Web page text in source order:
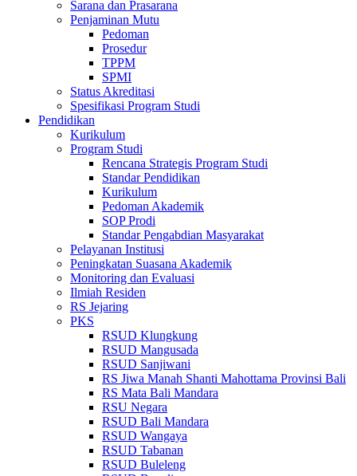
Sarana dan Prasarana
Penjaminan Mutu
Pedoman
Prosedur
TPPM
SPMI
Status Akreditasi
Spesifikasi Program Studi
Pendidikan
Kurikulum
Program Studi
Rencana Strategis Program Studi
Standar Pendidikan
Kurikulum
Pedoman Akademik
SOP Prodi
Standar Pengabdian Masyarakat
Pelayanan Institusi
Peningkatan Suasana Akademik
Monitoring dan Evaluasi
Ilmiah Residen
RS Jejaring
PKS
RSUD Klungkung
RSUD Mangusada
RSUD Sanjiwani
RS Jiwa Manah Shanti Mahottama Provinsi Bali
RS Mata Bali Mandara
RSU Negara
RSUD Bali Mandara
RSUD Wangaya
RSUD Tabanan
RSUD Buleleng